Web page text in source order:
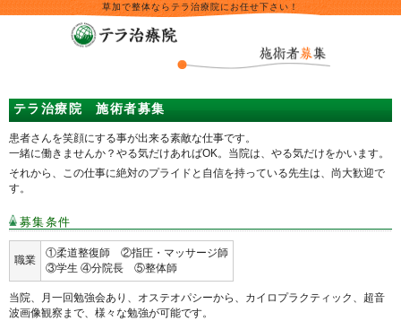
草加で整体ならテラ治療院にお任せ下さい！
テラ治療院 施術者募集
患者さんを笑顔にする事が出来る素敵な仕事です。
一緒に働きませんか？やる気だけあればOK。当院は、やる気だけをかいます。
それから、この仕事に絶対のプライドと自信を持っている先生は、尚大歓迎で
す。
募集条件
職業
①柔道整復師 ②指圧・マッサージ師
③学生 ④分院長 ⑤整体師
当院、月一回勉強会あり、オステオパシーから、カイロプラクティック、超音
波画像観察まで、様々な勉強が可能です。